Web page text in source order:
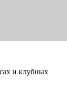
и клубных